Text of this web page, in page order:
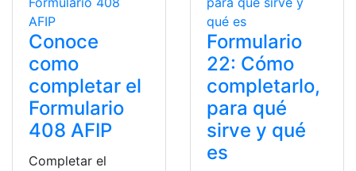
Conoce
como
completar el
Formulario
408 AFIP
Completar el
Formulario
22: Cómo
completarlo,
para qué
sirve y qué
es